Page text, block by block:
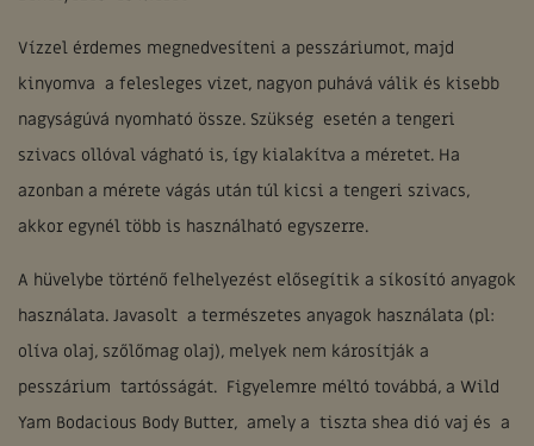
Vízzel érdemes megnedvesíteni a pesszáriumot, majd
kinyomva a felesleges vizet, nagyon puhává válik és kisebb
nagyságúvá nyomható össze. Szükség esetén a tengeri
szivacs ollóval vágható is, így kialakítva a méretet. Ha
azonban a mérete vágás után túl kicsi a tengeri szivacs,
akkor egynél több is használható egyszerre.
A hüvelybe történő felhelyezést elősegítik a síkosító anyagok
használata. Javasolt a természetes anyagok használata (pl:
olíva olaj, szőlőmag olaj), melyek nem károsítják a
pesszárium tartósságát. Figyelemre méltó továbbá, a Wild
Yam Bodacious Body Butter, amely a tiszta shea dió vaj és a